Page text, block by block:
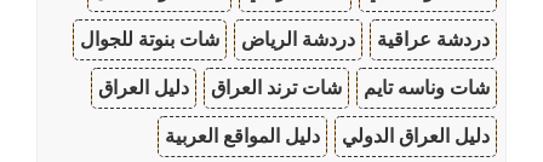
دردشة عراقية دردشة الرياض شات بنوتة للجوال
شات وناسه تايم شات ترند العراق دليل العراق
دليل العراق الدولي دليل المواقع العربية